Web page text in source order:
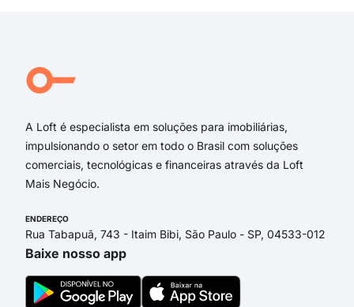
A Loft é especialista em soluções para imobiliárias,
impulsionando o setor em todo o Brasil com soluções
comerciais, tecnológicas e financeiras através da Loft
Mais Negócio.
ENDEREÇO
Rua Tabapuã, 743 - Itaim Bibi, São Paulo - SP, 04533-012
Baixe nosso app